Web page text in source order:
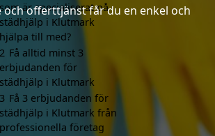
offerttjänst får du en enkel och
som är specialiserat på
städhjälp i Klutmark
hjälpa till med?
2 Få alltid minst 3
erbjudanden för
städhjälp i Klutmark
3 Få 3 erbjudanden för
städhjälp i Klutmark från
professionella företag